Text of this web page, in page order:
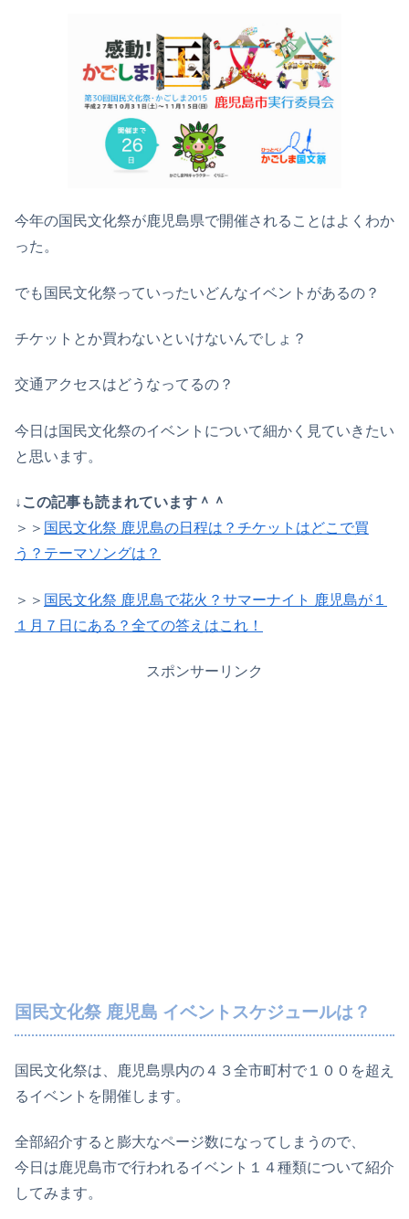
今年の国民文化祭が鹿児島県で開催されることはよくわか
った。
でも国民文化祭っていったいどんなイベントがあるの？
チケットとか買わないといけないんでしょ？
交通アクセスはどうなってるの？
今日は国民文化祭のイベントについて細かく見ていきたい
と思います。
↓この記事も読まれています＾＾
＞＞ 国民文化祭 鹿児島の日程は？チケットはどこで買
う？テーマソングは？
＞＞ 国民文化祭 鹿児島で花火？サマーナイト 鹿児島が１
１月７日にある？全ての答えはこれ！
スポンサーリンク
国民文化祭 鹿児島 イベントスケジュールは？
国民文化祭は、鹿児島県内の４３全市町村で１００を超え
るイベントを開催します。
全部紹介すると膨大なページ数になってしまうので、
今日は鹿児島市で行われるイベント１４種類について紹介
してみます。